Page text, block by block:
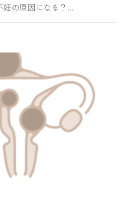
の原因になる？...